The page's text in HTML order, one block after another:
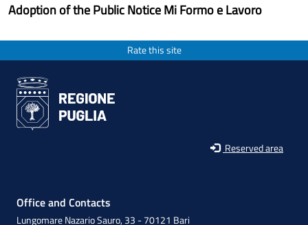
Adoption of the Public Notice Mi Formo e Lavoro
Rate this site
Reserved area
Office and Contacts
Lungomare Nazario Sauro, 33 - 70121 Bari